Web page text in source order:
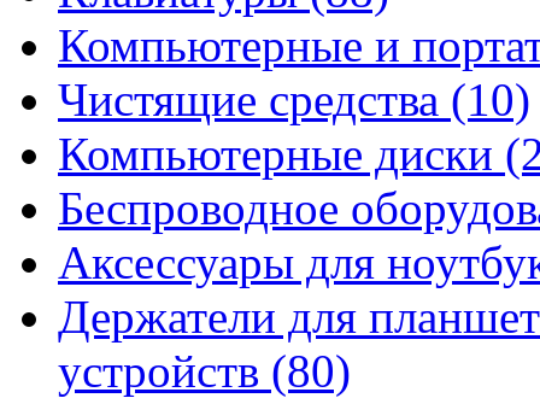
Компьютерные и
Чистящие средства (10)
Компьютерные диски
Беспроводное
Аксессуары для
Держатели для
устройств (80)